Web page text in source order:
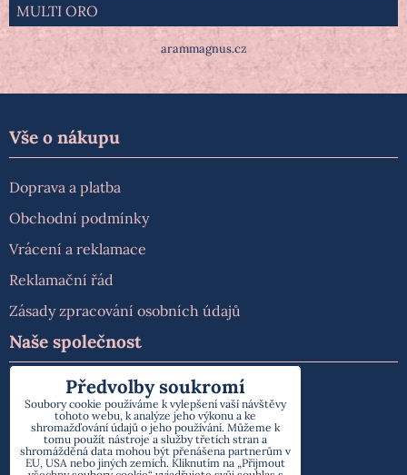
MULTI ORO
arammagnus.cz
Vše o nákupu
Doprava a platba
Obchodní podmínky
Vrácení a reklamace
Reklamační řád
Zásady zpracování osobních údajů
Naše společnost
Kontakt
Předvolby soukromí
Soubory cookie používáme k vylepšení vaší návštěvy
tohoto webu, k analýze jeho výkonu a ke
shromažďování údajů o jeho používání. Můžeme k
tomu použít nástroje a služby třetích stran a
shromážděná data mohou být přenášena partnerům v
EU, USA nebo jiných zemích. Kliknutím na „Přijmout